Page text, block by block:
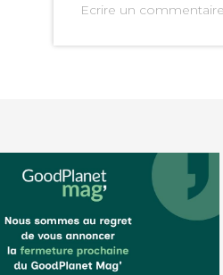
Ecrire un commentaire